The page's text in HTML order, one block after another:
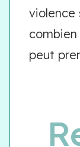
violence
peut